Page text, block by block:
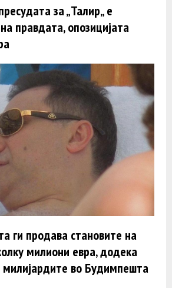
за „Талир„ е
правдата, опозицијата
ги продава становите на
милиони евра, додека
милијардите во Будимпешта